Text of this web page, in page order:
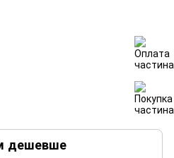
дешевше